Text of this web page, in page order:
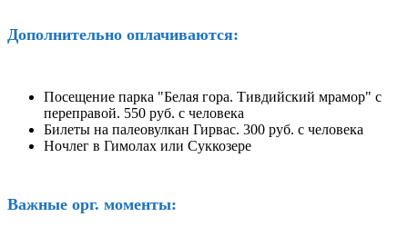
Дополнительно оплачиваются:
Посещение парка "Белая гора. Тивдийский мрамор" с
переправой. 550 руб. с человека
Билеты на палеовулкан Гирвас. 300 руб. с человека
Ночлег в Гимолах или Суккозере
Важные орг. моменты: